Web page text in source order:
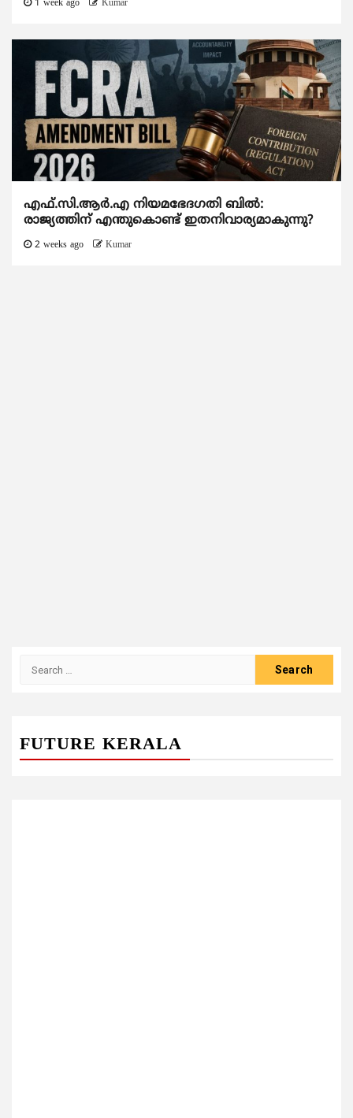
1 week ago Kumar
എഫ്.സി.ആര്‍.എ നിയമഭേദഗതി ബില്‍:
രാജ്യത്തിന് എന്തുകൊണ്ട് ഇതനിവാര്യമാകുന്നു?
2 weeks ago Kumar
FUTURE KERALA